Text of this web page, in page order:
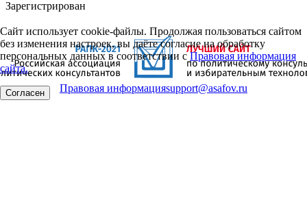
Зарегистрирован
Сайт использует cookie-файлы. Продолжая пользоваться сайтом
без изменения настроек, вы даёте согласие на обработку
персональных данных в соответствии сПравовая информация
сайта.
Согласен Правовая информацияsupport@asafov.ru